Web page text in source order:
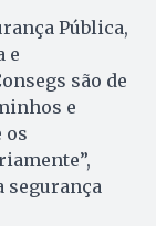
Pública,
e
são de
e
os
segurança